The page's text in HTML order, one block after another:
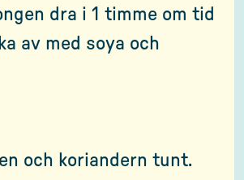
dra i 1 timme om tid
av med soya och
och koriandern tunt.